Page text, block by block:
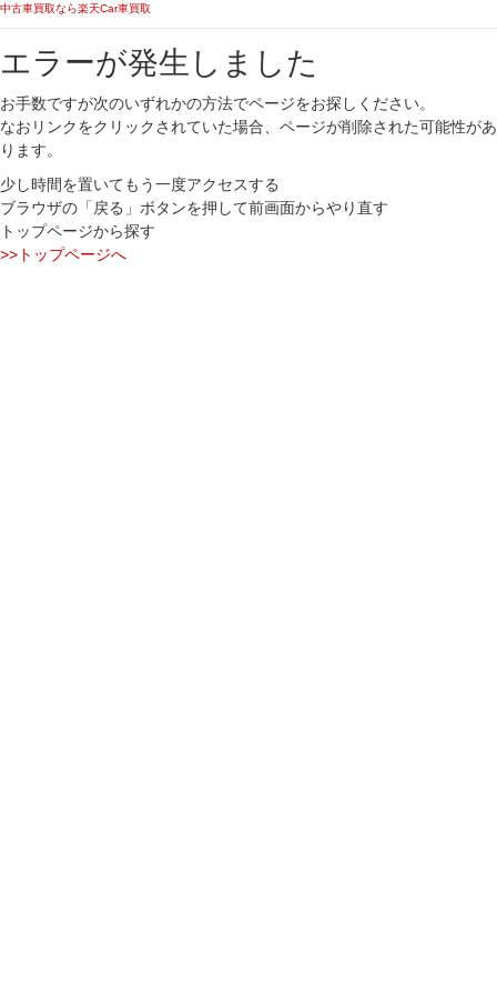
中古車買取なら楽天Car車買取
エラーが発生しました
お手数ですが次のいずれかの方法でページをお探しください。
なおリンクをクリックされていた場合、ページが削除された可能性があ
ります。
少し時間を置いてもう一度アクセスする
ブラウザの「戻る」ボタンを押して前画面からやり直す
トップページから探す
>>トップページへ